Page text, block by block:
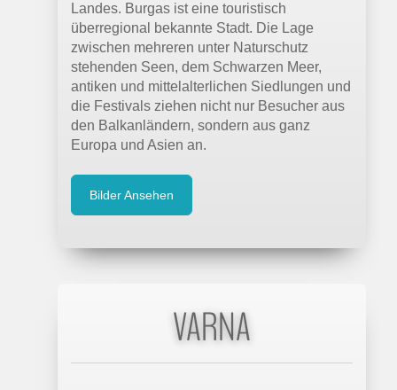
23.05.2022 |
mixed.de
Die QooCam EGO ist eine einzigartige
3D-Kamera
Die QooCam EGO bringt das klassische
3D-Format zurück. Die stereoskopischen
Bilder und Videos lassen sich mit Meta
Quest 2 bewundern.
18.05.2022 |
Acer: Tragbare Stereoskopie-Displays
SpatialLabs View ist für Gaming- und
Landes. Burgas ist eine touristisch
überregional bekannte Stadt. Die Lage
zwischen mehreren unter Naturschutz
stehenden Seen, dem Schwarzen Meer,
antiken und mittelalterlichen Siedlungen und
die Festivals ziehen nicht nur Besucher aus
den Balkanländern, sondern aus ganz
Europa und Asien an.
Bilder Ansehen
VARNA